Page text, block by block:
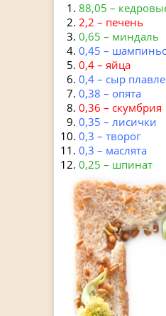
88,05 –
2,2 – печень
0,65 – миндаль
0,45 –
0,4 – яйца
0,4 – сыр
0,38 – опята
0,36 – скумбрия
0,35 – лисички
0,3 – творог
0,3 – маслята
0,25 – шпинат